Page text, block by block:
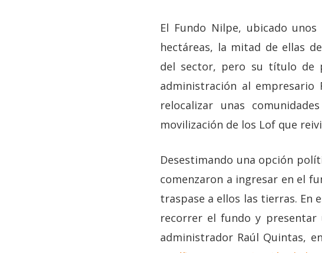
El Fundo Nilpe, ubicado
hectáreas, la mitad de ellas
del sector, pero su título de
administración al empresario
relocalizar unas
movilización de los Lof que
Desestimando una opción
comenzaron a ingresar en el
traspase a ellos las tierras. En
recorrer el fundo y presentar
administrador Raúl Quintas,